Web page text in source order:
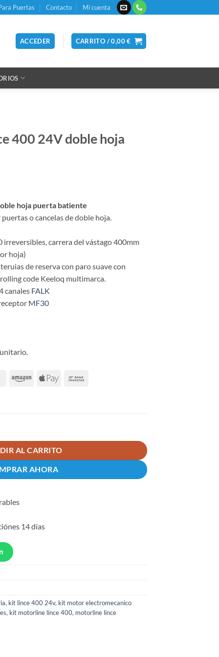
Puertas Contacto Mi cuenta
ACCEDER CARRITO /0,00€
400 24V doble hoja
hoja puerta batiente
o cancelas de doble hoja.
carrera del vástago 400mm
hoja)
de reserva con paro suave con
code Keeloq multimarca.
canales FALK
MF30
puerta batiente cantidad
AL CARRITO
AHORA
14 días
, kit lince 400 24v, kit motor electromecanico
, kit motorline lince 400, motorline lince